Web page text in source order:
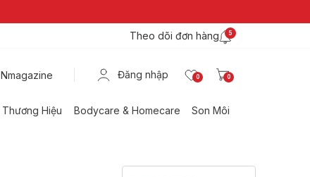
Theo dõi đơn hàng 5
Nmagazine Đăng nhập 0 0
Thương Hiệu Bodycare & Homecare Son Môi